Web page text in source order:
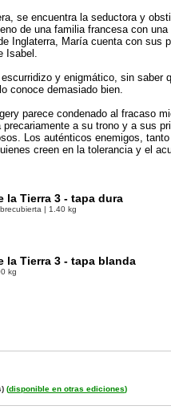
se encuentra la seductora y
de una familia francesa con
Inglaterra, María cuenta con sus
Isabel.
y enigmático, sin saber
conoce demasiado bien.
parece condenado al fracaso
a su trono y a sus
Los auténticos enemigos,
creen en la tolerancia y el
la Tierra 3 - tapa dura
| 1.40 kg
la Tierra 3 - tapa blanda
kg
(disponible en otras ediciones)